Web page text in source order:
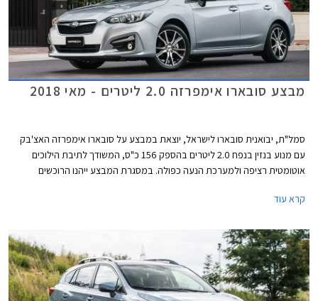
מבצע סובארו אימפרזה 2.0 ליטרים - מאי 2018
סמל"ת, יבואנית סובארו לישראל, יוצאת במבצע על סובארו אימפרזה האצ'בק
עם מנוע בנזין בנפח 2.0 ליטרים בהספק 156 כ"ס, המשודך לתיבת הילוכים
אוטומטית רציפה ולמערכת הנעה כפולה. במסגרת המבצע ייהנו הרוכשים
קרא עוד